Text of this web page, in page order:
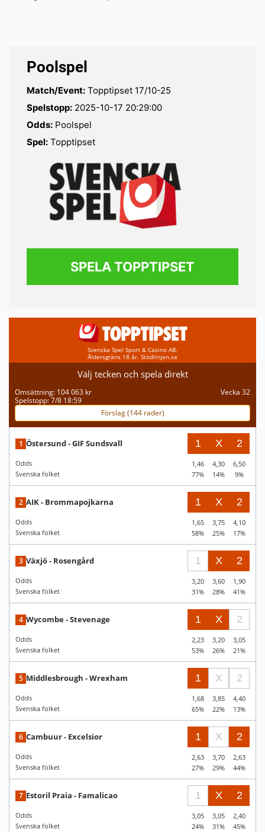
Poolspel
Match/Event: Topptipset 17/10-25
Spelstopp: 2025-10-17 20:29:00
Odds: Poolspel
Spel: Topptipset
SPELA TOPPTIPSET